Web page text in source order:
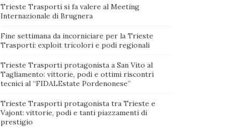
Trieste Trasporti si fa valere al Meeting
Internazionale di Brugnera
Fine settimana da incorniciare per la Trieste
Trasporti: exploit tricolori e podi regionali
Trieste Trasporti protagonista a San Vito al
Tagliamento: vittorie, podi e ottimi riscontri
tecnici al “FIDALEstate Pordenonese”
Trieste Trasporti protagonista tra Trieste e
Vajont: vittorie, podi e tanti piazzamenti di
prestigio